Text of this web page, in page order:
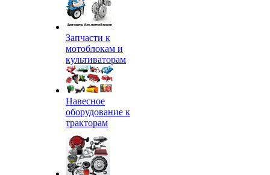
Запчасти к
мотоблокам и
культиваторам
Навесное
оборудование к
тракторам